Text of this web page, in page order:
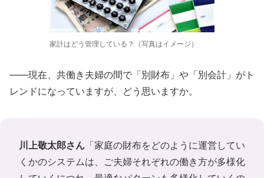
家計はどう管理している？（写真はイメージ）
――現在、共働き夫婦の間で「別財布」や「別会計」がト
レンドになっていますが、どう思いますか。
川上敬太郎さん 「家庭の財布をどのように運営してい
くかのシステムは、ご夫婦それぞれの働き方が多様化